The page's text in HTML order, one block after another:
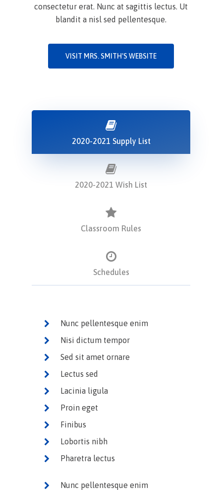
consectetur erat. Nunc at sagittis lectus. Ut
blandit a nisl sed pellentesque.
VISIT MRS. SMITH'S WEBSITE
2020-2021 Supply List
2020-2021 Wish List
Classroom Rules
Schedules
Nunc pellentesque enim
Nisi dictum tempor
Sed sit amet ornare
Lectus sed
Lacinia ligula
Proin eget
Finibus
Lobortis nibh
Pharetra lectus
Nunc pellentesque enim